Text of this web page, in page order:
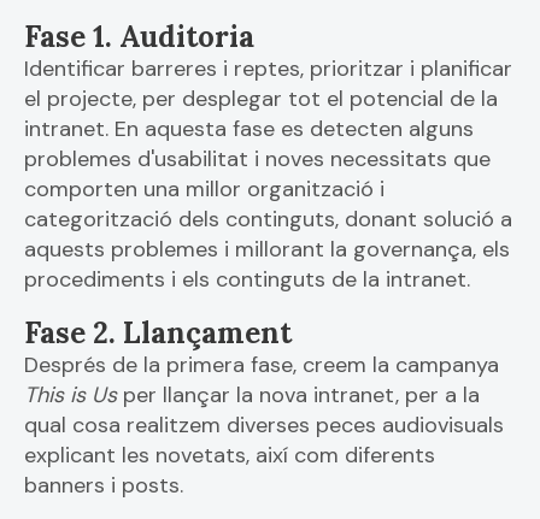
Fase 1. Auditoria
Identificar barreres i reptes, prioritzar i planificar
el projecte, per desplegar tot el potencial de la
intranet. En aquesta fase es detecten alguns
problemes d'usabilitat i noves necessitats que
comporten una millor organització i
categorització dels continguts, donant solució a
aquests problemes i millorant la governança, els
procediments i els continguts de la intranet.
Fase 2. Llançament
Després de la primera fase, creem la campanya
This is Usper llançar la nova intranet, per a la
qual cosa realitzem diverses peces audiovisuals
explicant les novetats, així com diferents
banners i posts.